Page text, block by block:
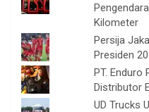
Kilometer
Persija
Presiden
PT. Enduro
Distributor
UD Trucks